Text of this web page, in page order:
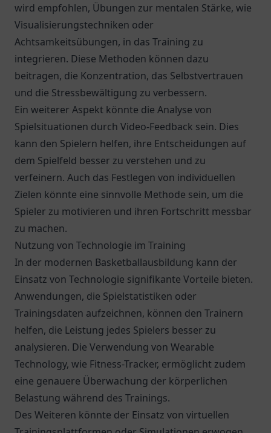
wird empfohlen, Übungen zur mentalen Stärke, wie
Visualisierungstechniken oder
Achtsamkeitsübungen, in das Training zu
integrieren. Diese Methoden können dazu
beitragen, die Konzentration, das Selbstvertrauen
und die Stressbewältigung zu verbessern.
Ein weiterer Aspekt könnte die Analyse von
Spielsituationen durch Video-Feedback sein. Dies
kann den Spielern helfen, ihre Entscheidungen auf
dem Spielfeld besser zu verstehen und zu
verfeinern. Auch das Festlegen von individuellen
Zielen könnte eine sinnvolle Methode sein, um die
Spieler zu motivieren und ihren Fortschritt messbar
zu machen.
Nutzung von Technologie im Training
In der modernen Basketballausbildung kann der
Einsatz von Technologie signifikante Vorteile bieten.
Anwendungen, die Spielstatistiken oder
Trainingsdaten aufzeichnen, können den Trainern
helfen, die Leistung jedes Spielers besser zu
analysieren. Die Verwendung von Wearable
Technology, wie Fitness-Tracker, ermöglicht zudem
eine genauere Überwachung der körperlichen
Belastung während des Trainings.
Des Weiteren könnte der Einsatz von virtuellen